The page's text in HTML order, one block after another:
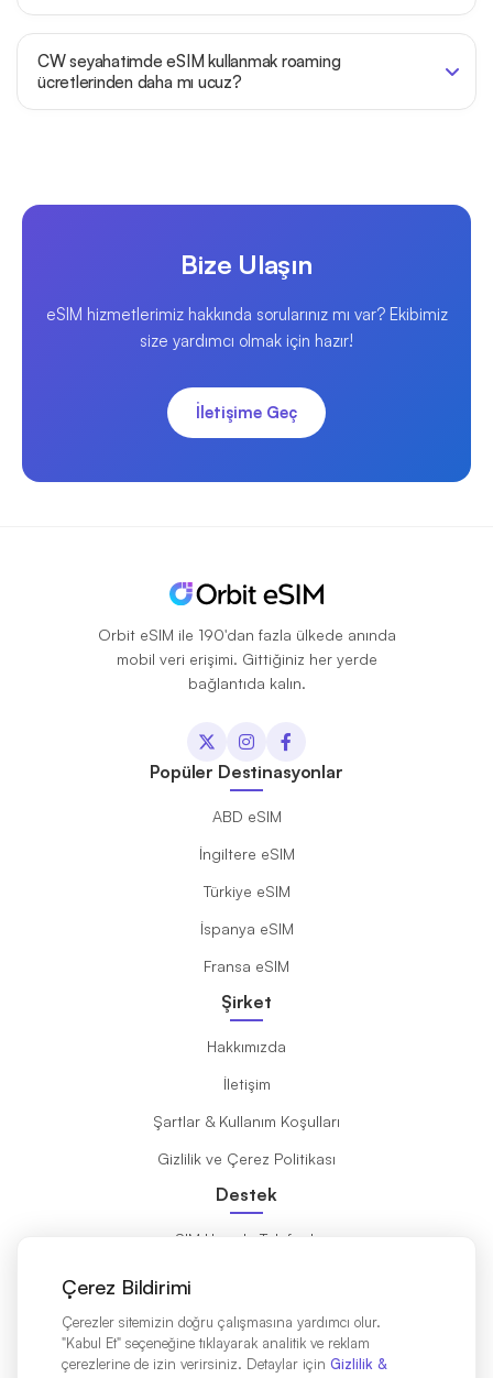
CW seyahatimde eSIM kullanmak roaming
ücretlerinden daha mı ucuz?
Bize Ulaşın
eSIM hizmetlerimiz hakkında sorularınız mı var? Ekibimiz
size yardımcı olmak için hazır!
İletişime Geç
Orbit eSIM ile 190'dan fazla ülkede anında
mobil veri erişimi. Gittiğiniz her yerde
bağlantıda kalın.
Popüler Destinasyonlar
ABD eSIM
İngiltere eSIM
Türkiye eSIM
İspanya eSIM
Fransa eSIM
Şirket
Hakkımızda
İletişim
Şartlar & Kullanım Koşulları
Gizlilik ve Çerez Politikası
Destek
eSIM Uyumlu Telefonlar
Kurulum Kılavuzu
Destinasyonlar
Çerez Bildirimi
Çerezler sitemizin doğru çalışmasına yardımcı olur.
"Kabul Et" seçeneğine tıklayarak analitik ve reklam
çerezlerine de izin verirsiniz. Detaylar için Gizlilik &